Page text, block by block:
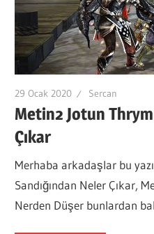
29 Ocak 2020 Sercan
Metin2 Jotun
Çıkar
Merhaba arkadaşlar bu
Sandığından Neler Çıkar,
Nerden Düşer bunlardan